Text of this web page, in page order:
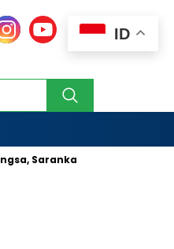
Diplomasi Nasi Goreng
ID